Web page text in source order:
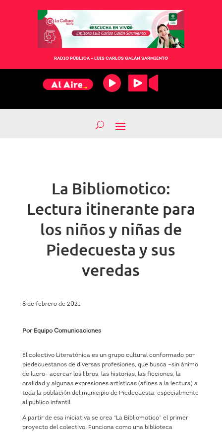
RADIO PÚBLICA – LUIS CARLOS GALÁN SARMIENTO
La Bibliomotico:
Lectura itinerante para
los niños y niñas de
Piedecuesta y sus
veredas
8 de febrero de 2021
Por Equipo Comunicaciones
El colectivo Literatónica es un grupo cultural conformado por
piedecuestanos de diversas profesiones, que busca –sin ánimo
de lucro- acercar los libros, las historias, las ficciones, la
oralidad y algunas expresiones artísticas (afines a la lectura) a
toda la población del municipio de Piedecuesta, especialmente
al público infantil.
A partir de esa iniciativa se crea “La Bibliomotico” el primer
proyecto del colectivo. Funciona como una biblioteca